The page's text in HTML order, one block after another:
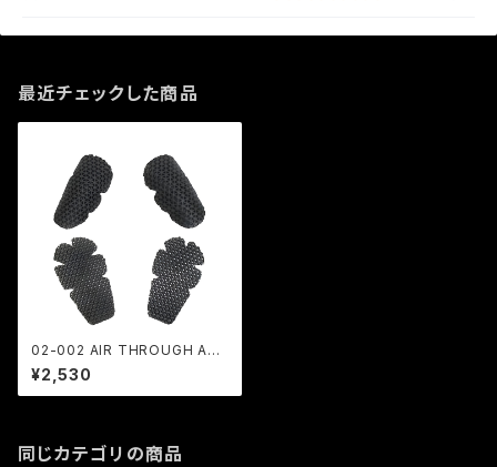
最近チェックした商品
02-002 AIR THROUGH AR
MOR SET 肩・肘用
¥2,530
同じカテゴリの商品